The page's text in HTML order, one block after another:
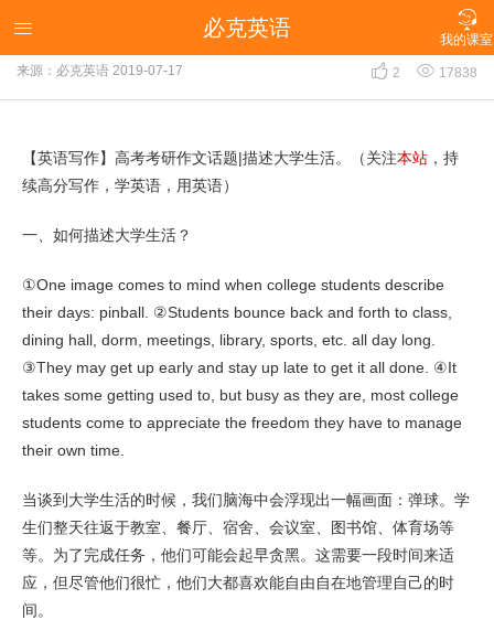

我的课室
 必克英语
【英语写作】高考考研作文话题|描述大学生活
来源：必克英语 2019-07-17  2  17838
【英语写作】高考考研作文话题|描述大学生活。（关注本站 ，持
续高分写作，学英语，用英语）
一、如何描述大学生活？
①One image comes to mind when college students describe
their days: pinball. ②Students bounce back and forth to class,
dining hall, dorm, meetings, library, sports, etc. all day long.
③They may get up early and stay up late to get it all done. ④It
takes some getting used to, but busy as they are, most college
students come to appreciate the freedom they have to manage
their own time.
当谈到大学生活的时候，我们脑海中会浮现出一幅画面：弹球。学
生们整天往返于教室、餐厅、宿舍、会议室、图书馆、体育场等
等。为了完成任务，他们可能会起早贪黑。这需要一段时间来适
应，但尽管他们很忙，他们大都喜欢能自由自在地管理自己的时
间。